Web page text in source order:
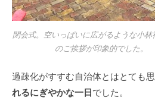
閉会式。空いっぱいに広がるような小林
のご挨拶が印象的でした。
過疎化がすすむ自治体とはとても思
れるにぎやかな一日でした。